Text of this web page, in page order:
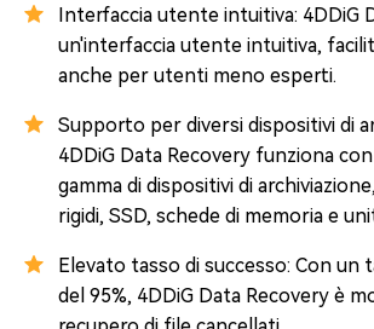
Interfaccia utente intuitiva: 4DDiG
un'interfaccia utente intuitiva,
anche per utenti meno esperti.
Supporto per diversi dispositivi di
4DDiG Data Recovery funziona
gamma di dispositivi di
rigidi, SSD, schede di memoria e
Elevato tasso di successo: Con un
del 95%, 4DDiG Data Recovery è